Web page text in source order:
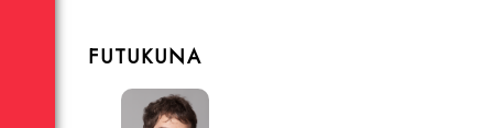
FUTUKUNA